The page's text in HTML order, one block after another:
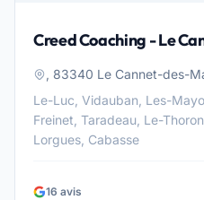
Creed Coaching - Le
, 83340 Le Cannet-des-
Le-Luc, Vidauban, Les-
Freinet, Taradeau, Le-
Lorgues, Cabasse
16 avis